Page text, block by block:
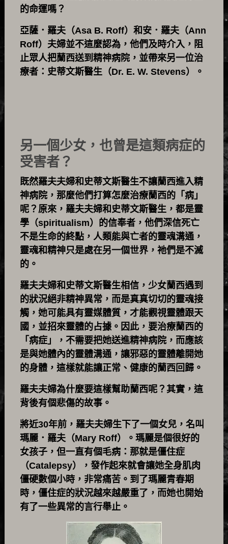
的命運嗎？
亞薩．羅夫（Asa B. Roff）和安．羅夫（Ann
Roff）夫婦並不這麼認為，他們及時介入，阻
止眾人把蘭西送到精神病院，並帶來另一位治
療者：史蒂文斯醫生（Dr. E. W. Stevens）。
另一個少女，也曾是這類病症的
受害者？
既然羅夫夫婦和史蒂文斯醫生不讓蘭西進入精
神病院，那麼他們打算怎麼治療蘭西的「病」
呢？原來，羅夫夫婦和史蒂文斯醫生，都是靈
學（spiritualism）的信奉者，他們深信死亡
不是生命的終點，人類能與亡者的靈魂溝通，
靈魂和精神只是處在另一個世界，祂們是不滅
的。
羅夫夫婦和史蒂文斯醫生相信，少女蘭西遇到
的狀況絕非精神異常，而是真真切切的靈魂接
觸，她可能具有靈媒體質，才能觀視靈體跟天
國，並招來靈體的占據。因此，要治療蘭西的
「病症」，不需要把她送進精神病院，而應該
是與她體內的靈體溝通，讓邪惡的靈體離開她
的身體，這樣就能讓正常、健康的蘭西回歸。
羅夫夫婦為什麼要這樣幫助蘭西呢？其實，這
背後有個悲傷的故事。
將近30年前，羅夫夫婦生下了一個女兒，名叫
瑪麗．羅夫（Mary Roff）。瑪麗是個很好的
女孩子，但一直有個毛病：那就是僵住症
（Catalepsy），發作起來就會讓她全身肌肉
僵硬數個小時，非常痛苦。到了瑪麗青春期
時，僵住症的狀況越來越嚴重了，而她也開始
有了一些異常的言行舉止。